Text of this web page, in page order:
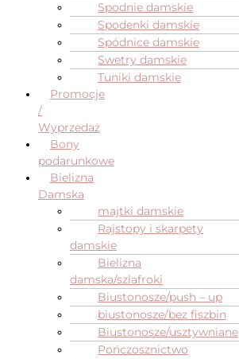
Spodnie damskie
Spodenki damskie
Spódnice damskie
Swetry damskie
Tuniki damskie
Promocje
/
Wyprzedaż
Bony
podarunkowe
Bielizna
Damska
majtki damskie
Rajstopy i skarpety
damskie
Bielizna
damska/szlafroki
Biustonosze/push – up
biustonosze/bez fiszbin
Biustonosze/usztywniane
Pończosznictwo